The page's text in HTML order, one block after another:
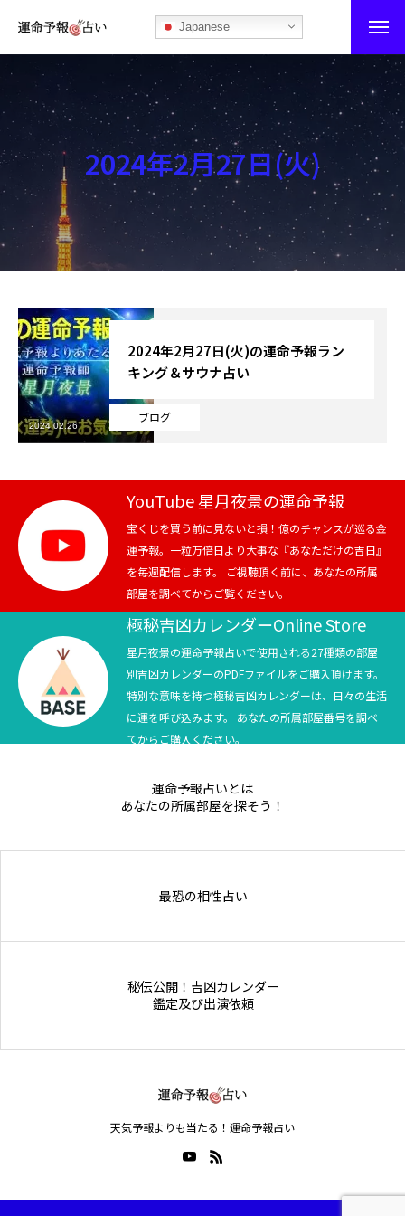
Japanese
運命予報占い
運命予報占いとは
あなたの所属部屋を探そう！
最恐の相性占い
秘伝公開！吉凶カレンダー
記事カテゴリー
ブログ
お知らせ
芸能界
テニス
スポーツ
競馬
テニス四大大会・五輪
テニス四大大会・五輪
2024年2月27日(火)
ブログ
2024年2月27日(火)の運命予報ラン
キング＆サウナ占い
2024.02.26
YouTube 星月夜景の運命予報
宝くじを買う前に見ないと損！億のチャンスが巡る金
運予報。一粒万倍日より大事な『あなただけの吉日』
を毎週配信します。 ご視聴頂く前に、あなたの所属
部屋を調べてからご覧ください。
極秘吉凶カレンダーOnline Store
星月夜景の運命予報占いで使用される27種類の部屋
別吉凶カレンダーのPDFファイルをご購入頂けます。
特別な意味を持つ極秘吉凶カレンダーは、日々の生活
に運を呼び込みます。 あなたの所属部屋番号を調べ
てからご購入ください。
運命予報占いとは
あなたの所属部屋を探そう！
最恐の相性占い
秘伝公開！吉凶カレンダー
鑑定及び出演依頼
天気予報よりも当たる！運命予報占い